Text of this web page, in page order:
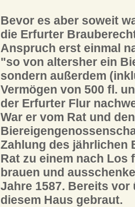
Bevor es aber soweit
die Erfurter
Anspruch erst einmal
"so von altersher ein
sondern außerdem
Vermögen von 500 fl.
der Erfurter Flur
War er vom Rat und
Zahlung des jährlichen
Rat zu einem nach Los
brauen und
Jahre 1587. Bereits
diesem Haus gebraut.